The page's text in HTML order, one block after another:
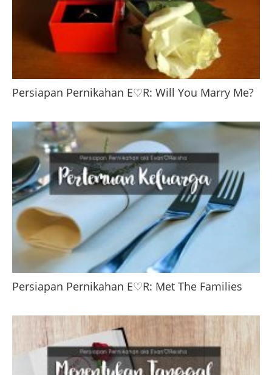
Persiapan Pernikahan E♡R: Will You Marry Me?
Persiapan Pernikahan E♡R: Met The Families